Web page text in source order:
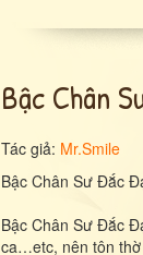
Bậc Chân
Tác giả: Mr.Smile
Bậc Chân Sư Đắc
Bậc Chân Sư Đắc
ca…etc, nên tôn thờ